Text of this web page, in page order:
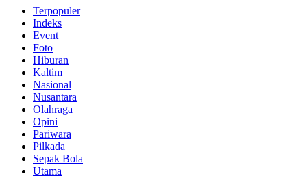
Terpopuler
Indeks
Event
Foto
Hiburan
Kaltim
Nasional
Nusantara
Olahraga
Opini
Pariwara
Pilkada
Sepak Bola
Utama